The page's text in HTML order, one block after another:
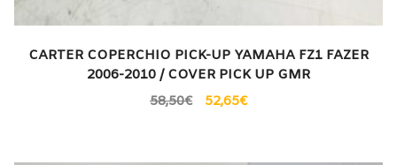
CARTER COPERCHIO PICK-UP YAMAHA FZ1 FAZER
2006-2010 / COVER PICK UP GMR
58,50€ 52,65€